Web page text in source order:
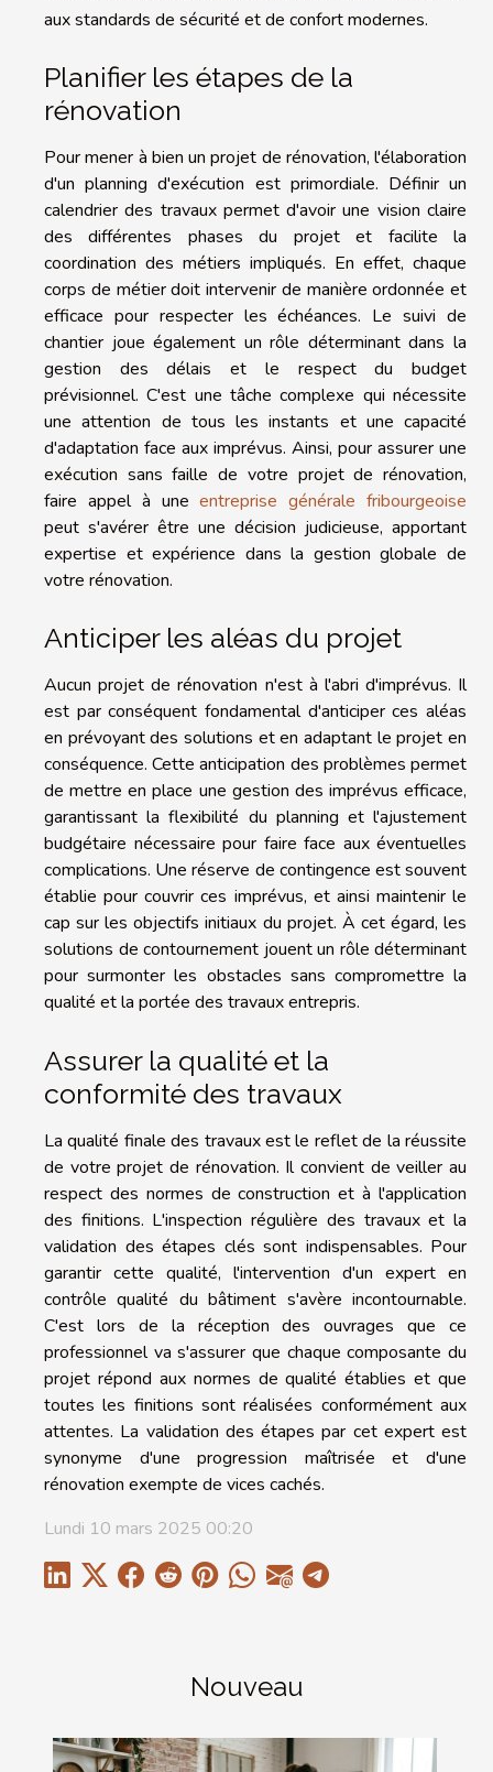
Nouveau
aux standards de sécurité et de confort modernes.
Planifier les étapes de la
rénovation
Pour mener à bien un projet de rénovation, l'élaboration
d'un planning d'exécution est primordiale. Définir un
calendrier des travaux permet d'avoir une vision claire
des différentes phases du projet et facilite la
coordination des métiers impliqués. En effet, chaque
corps de métier doit intervenir de manière ordonnée et
efficace pour respecter les échéances. Le suivi de
chantier joue également un rôle déterminant dans la
gestion des délais et le respect du budget
prévisionnel. C'est une tâche complexe qui nécessite
une attention de tous les instants et une capacité
d'adaptation face aux imprévus. Ainsi, pour assurer une
exécution sans faille de votre projet de rénovation,
faire appel à uneentreprise générale fribourgeoise
peut s'avérer être une décision judicieuse, apportant
expertise et expérience dans la gestion globale de
votre rénovation.
Anticiper les aléas du projet
Aucun projet de rénovation n'est à l'abri d'imprévus. Il
est par conséquent fondamental d'anticiper ces aléas
en prévoyant des solutions et en adaptant le projet en
conséquence. Cette anticipation des problèmes permet
de mettre en place une gestion des imprévus efficace,
garantissant la flexibilité du planning et l'ajustement
budgétaire nécessaire pour faire face aux éventuelles
complications. Une réserve de contingence est souvent
établie pour couvrir ces imprévus, et ainsi maintenir le
cap sur les objectifs initiaux du projet. À cet égard, les
solutions de contournement jouent un rôle déterminant
pour surmonter les obstacles sans compromettre la
qualité et la portée des travaux entrepris.
Assurer la qualité et la
conformité des travaux
La qualité finale des travaux est le reflet de la réussite
de votre projet de rénovation. Il convient de veiller au
respect des normes de construction et à l'application
des finitions. L'inspection régulière des travaux et la
validation des étapes clés sont indispensables. Pour
garantir cette qualité, l'intervention d'un expert en
contrôle qualité du bâtiment s'avère incontournable.
C'est lors de la réception des ouvrages que ce
professionnel va s'assurer que chaque composante du
projet répond aux normes de qualité établies et que
toutes les finitions sont réalisées conformément aux
attentes. La validation des étapes par cet expert est
synonyme d'une progression maîtrisée et d'une
rénovation exempte de vices cachés.
Lundi 10 mars 2025 00:20